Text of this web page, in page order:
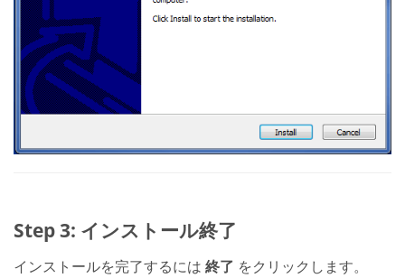
Step 3: インストール終了
インストールを完了するには 終了 をクリックします。